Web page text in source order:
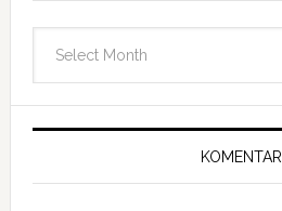
KOMENTARI